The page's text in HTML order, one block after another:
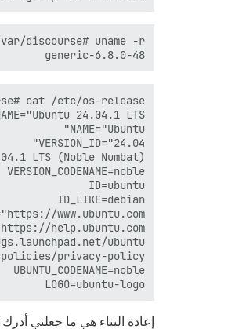
6.8.0-48-generic
LOGO=ubuntu-logo
إعادة البناء هي ما جعلني